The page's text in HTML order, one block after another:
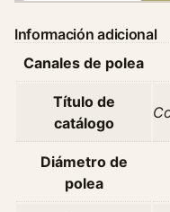
Información adicional
Canales de polea
Título de
catálogo
Diámetro de
polea